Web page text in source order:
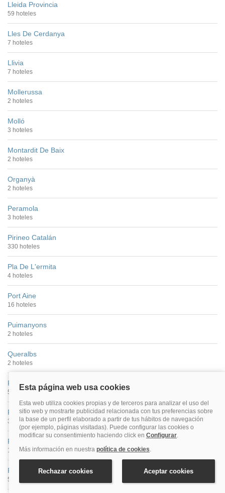
Lleida Provincia
59 hoteles
Lles De Cerdanya
7 hoteles
Llivia
7 hoteles
Mollerussa
2 hoteles
Molló
3 hoteles
Montardit De Baix
2 hoteles
Organyà
2 hoteles
Peramola
3 hoteles
Pirineo Catalán
330 hoteles
Pla De L'ermita
4 hoteles
Port Aine
16 hoteles
Puimanyons
2 hoteles
Queralbs
2 hoteles
Rialp
5 hoteles
Ribera De Cardós
3 hoteles
Ribes De Freser
13 hoteles
Ripoll
5 hoteles